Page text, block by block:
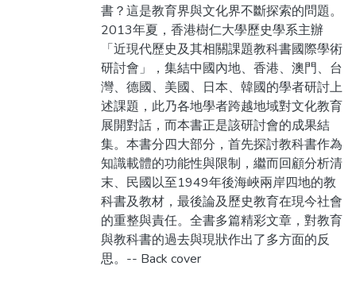
書？這是教育界與文化界不斷探索的問題。
2013年夏，香港樹仁大學歷史學系主辦
「近現代歷史及其相關課題教科書國際學術
研討會」，集結中國內地、香港、澳門、台
灣、德國、美國、日本、韓國的學者研討上
述課題，此乃各地學者跨越地域對文化教育
展開對話，而本書正是該研討會的成果結
集。本書分四大部分，首先探討教科書作為
知識載體的功能性與限制，繼而回顧分析清
末、民國以至1949年後海峽兩岸四地的教
科書及教材，最後論及歷史教育在現今社會
的重整與責任。全書多篇精彩文章，對教育
與教科書的過去與現狀作出了多方面的反
思。-- Back cover